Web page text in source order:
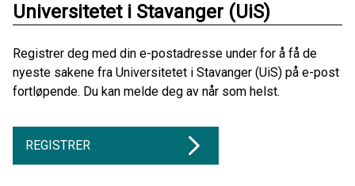
Universitetet i Stavanger (UiS)
Registrer deg med din e-postadresse under for å få de
nyeste sakene fra Universitetet i Stavanger (UiS) på e-post
fortløpende. Du kan melde deg av når som helst.
REGISTRER